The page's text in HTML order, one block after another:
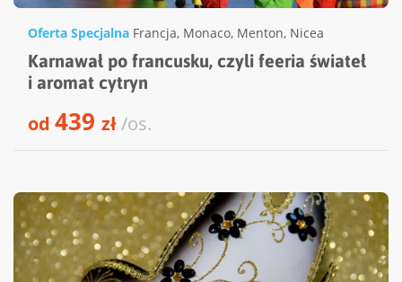
Oferta Specjalna Francja, Monaco, Menton, Nicea
Karnawał po francusku, czyli feeria świateł
i aromat cytryn
od 439 zł/os.